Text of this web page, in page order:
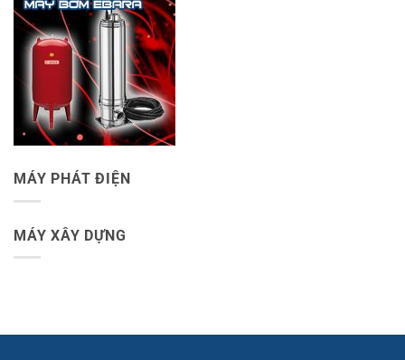
MÁY PHÁT ĐIỆN
MÁY XÂY DỰNG